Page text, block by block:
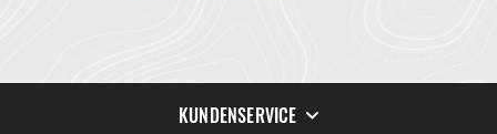
KUNDENSERVICE